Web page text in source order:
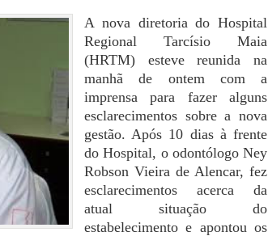
A nova diretoria do Hospital
Regional Tarcísio Maia
(HRTM) esteve reunida na
manhã de ontem com a
imprensa para fazer alguns
esclarecimentos sobre a nova
gestão. Após 10 dias à frente
do Hospital, o odontólogo Ney
Robson Vieira de Alencar, fez
esclarecimentos acerca da
atual situação do
estabelecimento e apontou os